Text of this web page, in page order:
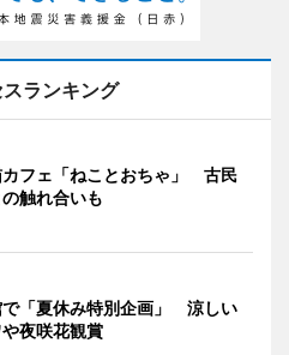
ランキング
カフェ「ねことおちゃ」 古民
触れ合いも
で「夏休み特別企画」 涼しい
夜咲花観賞